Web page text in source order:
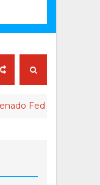
ao final